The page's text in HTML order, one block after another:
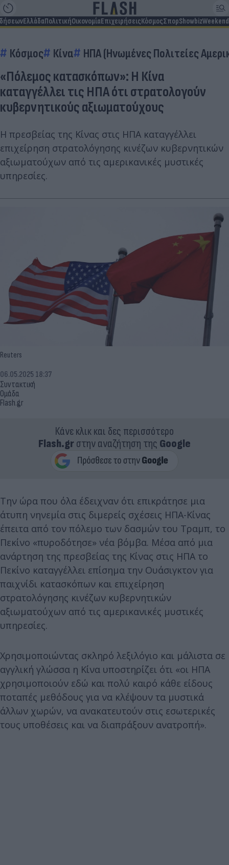
ΕλλάδαΠολιτικήΟικονομίαΕπιχειρήσειςΚόσμοςΣπορShowbizWeekend
Κόσμος Κίνα ΗΠΑ (Ηνωμένες Πολιτείες
«Πόλεμος κατασκόπων»: Η Κίνα
καταγγέλλει τις ΗΠΑ ότι στρατολογούν
κυβερνητικούς αξιωματούχους
Η πρεσβείας της Κίνας στις ΗΠΑ καταγγέλλει
επιχείρηση στρατολόγησης κινέζων κυβερνητικών
αξιωματούχων από τις αμερικανικές μυστικές
υπηρεσίες.
Reuters
Συντακτική
Ομάδα
Flash.gr
06.05.2025 18:37
Κάνε κλικ και δες περισσότερο
Flash.grστην αναζήτηση της Google
Την ώρα που όλα έδειχναν ότι επικράτησε μια
άτυπη νηνεμία στις διμερείς σχέσεις ΗΠΑ-Κίνας
έπειτα από τον πόλεμο των δασμών του Τραμπ, το
Πεκίνο «πυροδότησε» νέα βόμβα. Μέσα από μια
ανάρτηση της πρεσβείας της Κίνας στις ΗΠΑ το
Πεκίνο καταγγέλλει επίσημα την Ουάσιγκτον για
παιχνίδι κατασκόπων και επιχείρηση
στρατολόγησης κινέζων κυβερνητικών
αξιωματούχων από τις αμερικανικές μυστικές
υπηρεσίες.
Χρησιμοποιώντας σκληρό λεξιλόγιο και μάλιστα σε
αγγλική γλώσσα η Κίνα υποστηρίζει ότι «οι ΗΠΑ
χρησιμοποιούν εδώ και πολύ καιρό κάθε είδους
ποταπές μεθόδους για να κλέψουν τα μυστικά
άλλων χωρών, να ανακατευτούν στις εσωτερικές
τους υποθέσεις και να διαπράξουν ανατροπή».